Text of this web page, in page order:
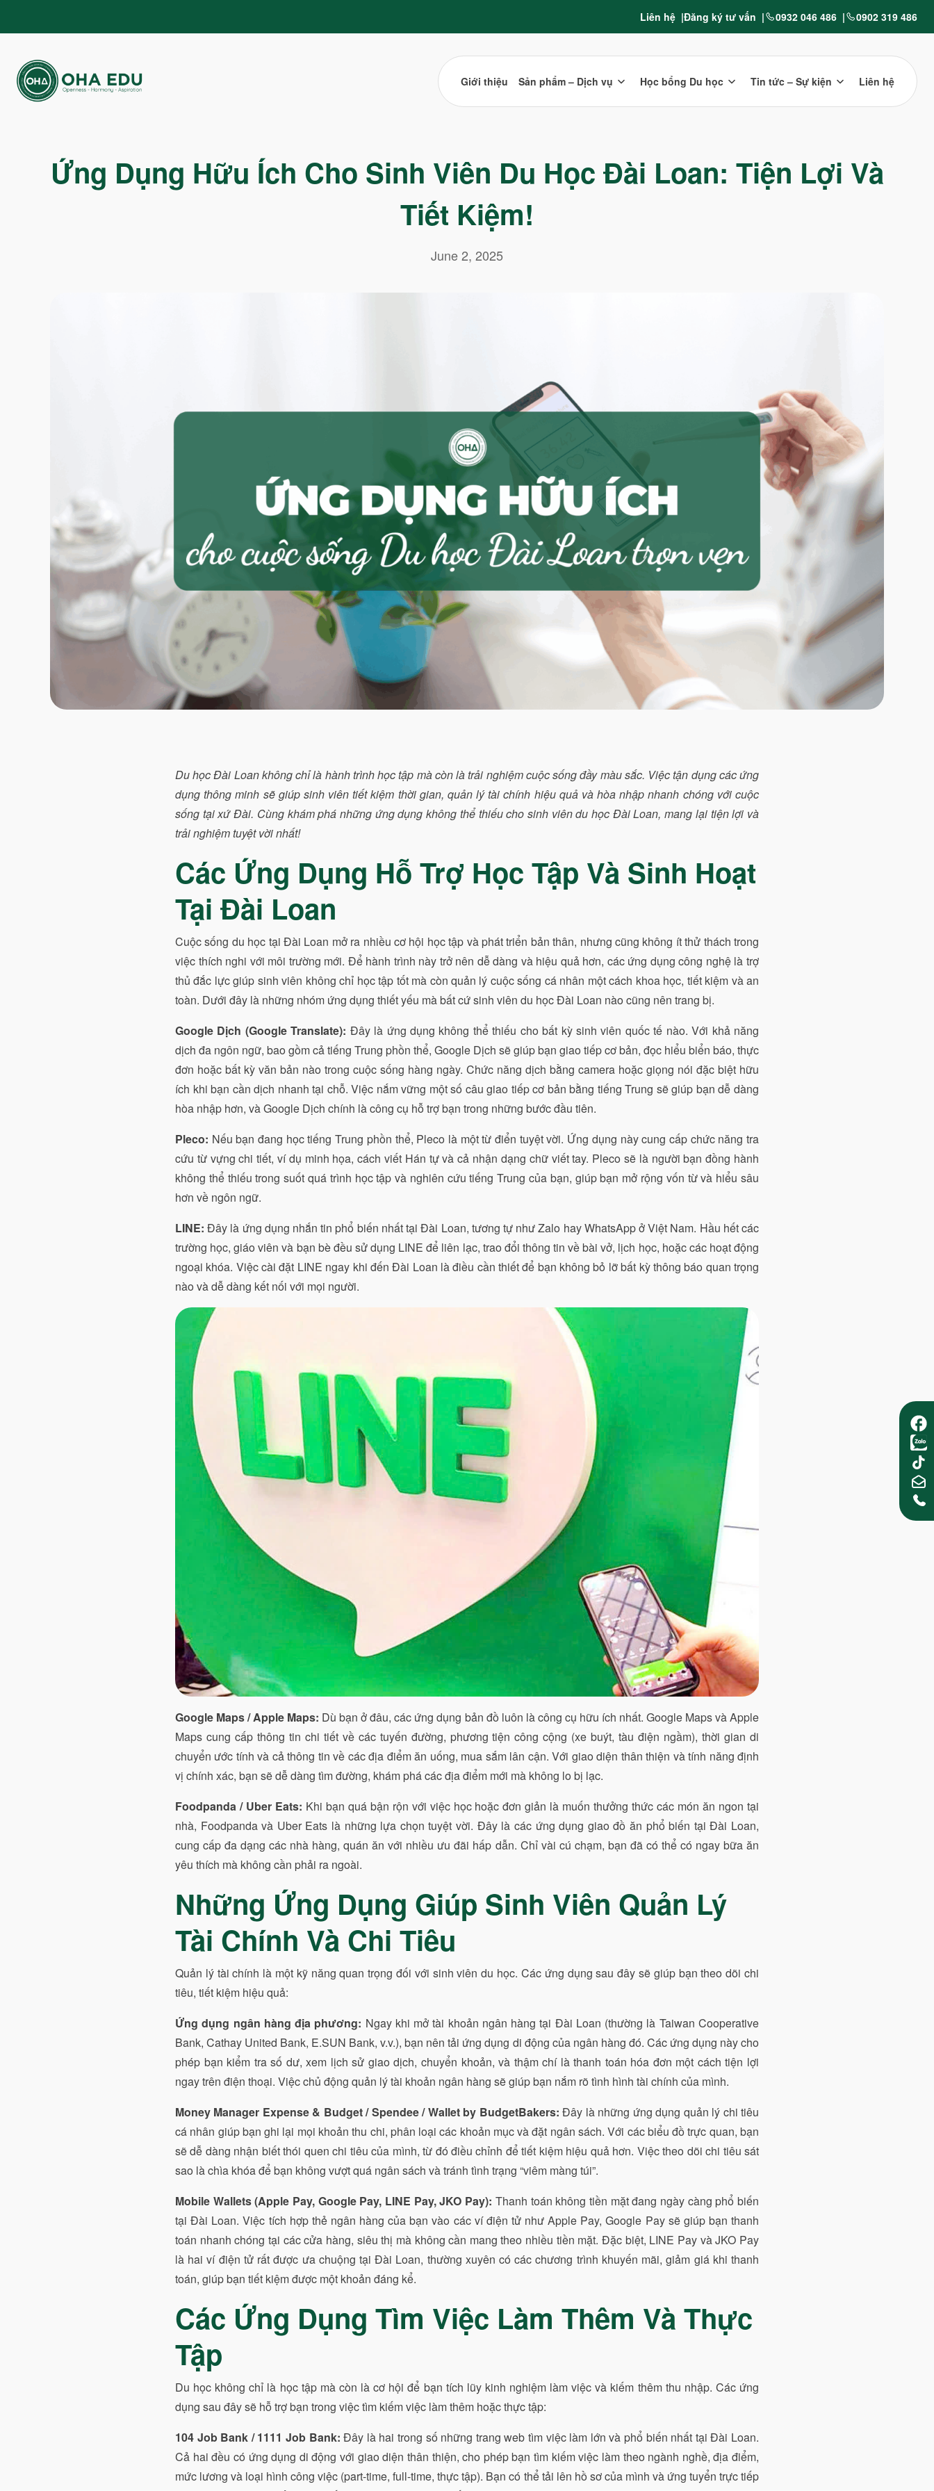
Liên hệ Đăng ký tư vấn 0932 046 486 0902 319 486
Giới thiệu Sản phẩm – Dịch vụ Học bổng Du học Tin tức – Sự kiện Liên hệ
Ứng Dụng Hữu Ích Cho Sinh Viên Du Học Đài Loan: Tiện Lợi Và
Tiết Kiệm!
June 2, 2025
Du học Đài Loan không chỉ là hành trình học tập mà còn là trải nghiệm cuộc sống đầy màu sắc. Việc tận dụng các ứng
dụng thông minh sẽ giúp sinh viên tiết kiệm thời gian, quản lý tài chính hiệu quả và hòa nhập nhanh chóng với cuộc
sống tại xứ Đài. Cùng khám phá những ứng dụng không thể thiếu cho sinh viên du học Đài Loan, mang lại tiện lợi và
trải nghiệm tuyệt vời nhất!
Các Ứng Dụng Hỗ Trợ Học Tập Và Sinh Hoạt
Tại Đài Loan
Cuộc sống du học tại Đài Loan mở ra nhiều cơ hội học tập và phát triển bản thân, nhưng cũng không ít thử thách trong
việc thích nghi với môi trường mới. Để hành trình này trở nên dễ dàng và hiệu quả hơn, các ứng dụng công nghệ là trợ
thủ đắc lực giúp sinh viên không chỉ học tập tốt mà còn quản lý cuộc sống cá nhân một cách khoa học, tiết kiệm và an
toàn. Dưới đây là những nhóm ứng dụng thiết yếu mà bất cứ sinh viên du học Đài Loan nào cũng nên trang bị.
Google Dịch (Google Translate): Đây là ứng dụng không thể thiếu cho bất kỳ sinh viên quốc tế nào. Với khả năng
dịch đa ngôn ngữ, bao gồm cả tiếng Trung phồn thể, Google Dịch sẽ giúp bạn giao tiếp cơ bản, đọc hiểu biển báo, thực
đơn hoặc bất kỳ văn bản nào trong cuộc sống hàng ngày. Chức năng dịch bằng camera hoặc giọng nói đặc biệt hữu
ích khi bạn cần dịch nhanh tại chỗ. Việc nắm vững một số câu giao tiếp cơ bản bằng tiếng Trung sẽ giúp bạn dễ dàng
hòa nhập hơn, và Google Dịch chính là công cụ hỗ trợ bạn trong những bước đầu tiên.
Pleco: Nếu bạn đang học tiếng Trung phồn thể, Pleco là một từ điển tuyệt vời. Ứng dụng này cung cấp chức năng tra
cứu từ vựng chi tiết, ví dụ minh họa, cách viết Hán tự và cả nhận dạng chữ viết tay. Pleco sẽ là người bạn đồng hành
không thể thiếu trong suốt quá trình học tập và nghiên cứu tiếng Trung của bạn, giúp bạn mở rộng vốn từ và hiểu sâu
hơn về ngôn ngữ.
LINE: Đây là ứng dụng nhắn tin phổ biến nhất tại Đài Loan, tương tự như Zalo hay WhatsApp ở Việt Nam. Hầu hết các
trường học, giáo viên và bạn bè đều sử dụng LINE để liên lạc, trao đổi thông tin về bài vở, lịch học, hoặc các hoạt động
ngoại khóa. Việc cài đặt LINE ngay khi đến Đài Loan là điều cần thiết để bạn không bỏ lỡ bất kỳ thông báo quan trọng
nào và dễ dàng kết nối với mọi người.
Google Maps / Apple Maps: Dù bạn ở đâu, các ứng dụng bản đồ luôn là công cụ hữu ích nhất. Google Maps và Apple
Maps cung cấp thông tin chi tiết về các tuyến đường, phương tiện công cộng (xe buýt, tàu điện ngầm), thời gian di
chuyển ước tính và cả thông tin về các địa điểm ăn uống, mua sắm lân cận. Với giao diện thân thiện và tính năng định
vị chính xác, bạn sẽ dễ dàng tìm đường, khám phá các địa điểm mới mà không lo bị lạc.
Foodpanda / Uber Eats: Khi bạn quá bận rộn với việc học hoặc đơn giản là muốn thưởng thức các món ăn ngon tại
nhà, Foodpanda và Uber Eats là những lựa chọn tuyệt vời. Đây là các ứng dụng giao đồ ăn phổ biến tại Đài Loan,
cung cấp đa dạng các nhà hàng, quán ăn với nhiều ưu đãi hấp dẫn. Chỉ vài cú chạm, bạn đã có thể có ngay bữa ăn
yêu thích mà không cần phải ra ngoài.
Những Ứng Dụng Giúp Sinh Viên Quản Lý
Tài Chính Và Chi Tiêu
Quản lý tài chính là một kỹ năng quan trọng đối với sinh viên du học. Các ứng dụng sau đây sẽ giúp bạn theo dõi chi
tiêu, tiết kiệm hiệu quả:
Ứng dụng ngân hàng địa phương: Ngay khi mở tài khoản ngân hàng tại Đài Loan (thường là Taiwan Cooperative
Bank, Cathay United Bank, E.SUN Bank, v.v.), bạn nên tải ứng dụng di động của ngân hàng đó. Các ứng dụng này cho
phép bạn kiểm tra số dư, xem lịch sử giao dịch, chuyển khoản, và thậm chí là thanh toán hóa đơn một cách tiện lợi
ngay trên điện thoại. Việc chủ động quản lý tài khoản ngân hàng sẽ giúp bạn nắm rõ tình hình tài chính của mình.
Money Manager Expense & Budget / Spendee / Wallet by BudgetBakers: Đây là những ứng dụng quản lý chi tiêu
cá nhân giúp bạn ghi lại mọi khoản thu chi, phân loại các khoản mục và đặt ngân sách. Với các biểu đồ trực quan, bạn
sẽ dễ dàng nhận biết thói quen chi tiêu của mình, từ đó điều chỉnh để tiết kiệm hiệu quả hơn. Việc theo dõi chi tiêu sát
sao là chìa khóa để bạn không vượt quá ngân sách và tránh tình trạng “viêm màng túi”.
Mobile Wallets (Apple Pay, Google Pay, LINE Pay, JKO Pay): Thanh toán không tiền mặt đang ngày càng phổ biến
tại Đài Loan. Việc tích hợp thẻ ngân hàng của bạn vào các ví điện tử như Apple Pay, Google Pay sẽ giúp bạn thanh
toán nhanh chóng tại các cửa hàng, siêu thị mà không cần mang theo nhiều tiền mặt. Đặc biệt, LINE Pay và JKO Pay
là hai ví điện tử rất được ưa chuộng tại Đài Loan, thường xuyên có các chương trình khuyến mãi, giảm giá khi thanh
toán, giúp bạn tiết kiệm được một khoản đáng kể.
Các Ứng Dụng Tìm Việc Làm Thêm Và Thực
Tập
Du học không chỉ là học tập mà còn là cơ hội để bạn tích lũy kinh nghiệm làm việc và kiếm thêm thu nhập. Các ứng
dụng sau đây sẽ hỗ trợ bạn trong việc tìm kiếm việc làm thêm hoặc thực tập:
104 Job Bank / 1111 Job Bank: Đây là hai trong số những trang web tìm việc làm lớn và phổ biến nhất tại Đài Loan.
Cả hai đều có ứng dụng di động với giao diện thân thiện, cho phép bạn tìm kiếm việc làm theo ngành nghề, địa điểm,
mức lương và loại hình công việc (part-time, full-time, thực tập). Bạn có thể tải lên hồ sơ của mình và ứng tuyển trực tiếp